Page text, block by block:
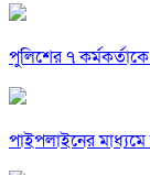
পুলিশের ৭
পাইপলাইনের মাধ্যমে